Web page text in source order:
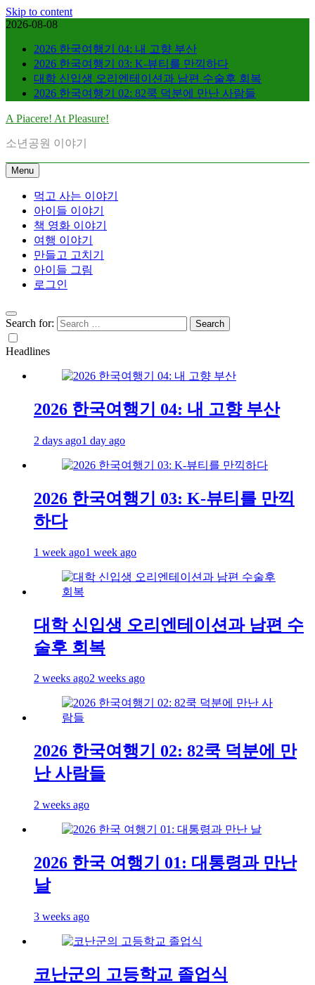
Skip to content
2026-08-08
2026 한국여행기 04: 내 고향 부산
2026 한국여행기 03: K-뷰티를 만끽하다
대학 신입생 오리엔테이션과 남편 수술후 회복
2026 한국여행기 02: 82쿡 덕분에 만난 사람들
A Piacere! At Pleasure!
소년공원 이야기
Menu
먹고 사는 이야기
아이들 이야기
책 영화 이야기
여행 이야기
만들고 고치기
아이들 그림
로그인
Search for:
Headlines
2026 한국여행기 04: 내 고향 부산
2 days ago1 day ago
2026 한국여행기 03: K-뷰티를 만끽
하다
1 week ago1 week ago
대학 신입생 오리엔테이션과 남편 수
술후 회복
2 weeks ago2 weeks ago
2026 한국여행기 02: 82쿡 덕분에 만
난 사람들
2 weeks ago
2026 한국 여행기 01: 대통령과 만난
날
3 weeks ago
코난군의 고등학교 졸업식